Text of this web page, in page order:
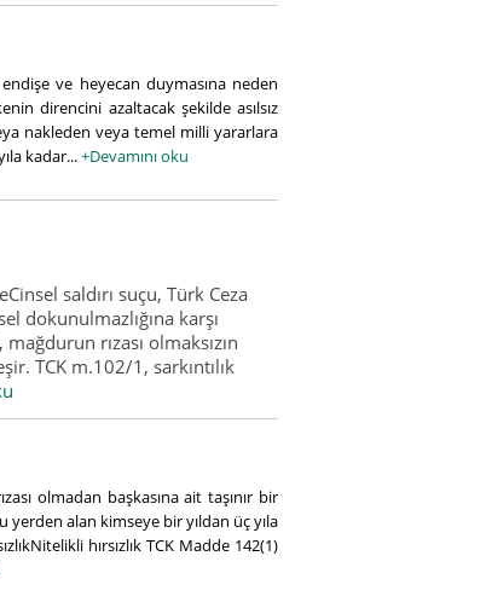
ve heyecan duymasına neden
direncini azaltacak şekilde asılsız
nakleden veya temel milli yararlara
kadar...+Devamını oku
saldırı suçu, Türk Ceza
dokunulmazlığına karşı
rızası olmaksızın
TCK m.102/1, sarkıntılık
olmadan başkasına ait taşınır bir
yerden alan kimseye bir yıldan üç yıla
hırsızlık TCK Madde 142(1)